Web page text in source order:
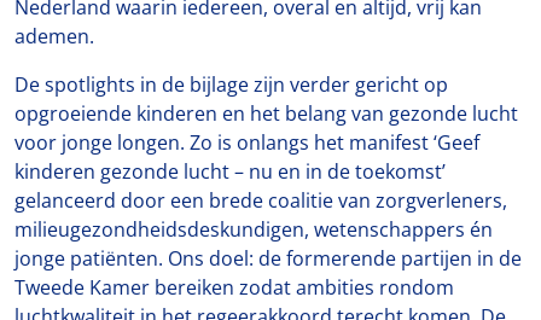
Nederland waarin iedereen, overal en altijd, vrij kan
ademen.
De spotlights in de bijlage zijn verder gericht op
opgroeiende kinderen en het belang van gezonde lucht
voor jonge longen. Zo is onlangs het manifest ‘Geef
kinderen gezonde lucht – nu en in de toekomst’
gelanceerd door een brede coalitie van zorgverleners,
milieugezondheidsdeskundigen, wetenschappers én
jonge patiënten. Ons doel: de formerende partijen in de
Tweede Kamer bereiken zodat ambities rondom